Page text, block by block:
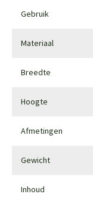
Gebruik
Materiaal
Breedte
Hoogte
Afmetingen
Gewicht
Inhoud